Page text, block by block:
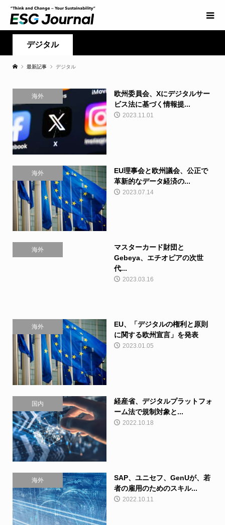
デジタル
最新記事 デジタル
海外
欧州委員会、Xにデジタルサー
ビス法に基づく情報提...
2023.11.01
海外
EU理事会と欧州議会、公正で
革新的なデータ経済の...
2023.07.14
海外
マスターカード財団と
Gebeya、エチオピアの次世
代...
2023.03.16
海外
EU、「デジタルの権利と原則
に関する欧州宣言」を発表
2023.01.05
国内
経産省、デジタルプラットフォ
ーム法で規制対象と...
2022.10.18
海外
SAP、ユニセフ、GenUが、若
者の雇用のためのスキル...
2022.10.11